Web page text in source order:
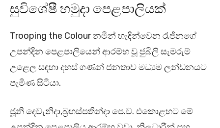
සුවිශේෂී හමුදා පෙළපාලියක්
Trooping the Colour නමින් හැඳින්වෙන රැජිනගේ
උපන්දින පෙළපාලියෙන් ආරම්භ වූ ජුබිලි සැමරුම්
උළෙල සඳහා දහස් ගණන් ජනතාව මධ්‍යම ලන්ඩනයට
පැමිණ සිටියා.
ජූනි දෙවැනිදා,බ්‍රහස්පතින්දා පෙ.ව. එකොළහට මේ